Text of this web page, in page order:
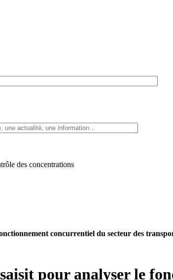
des concentrations
concurrentiel du secteur des
pour analyser le